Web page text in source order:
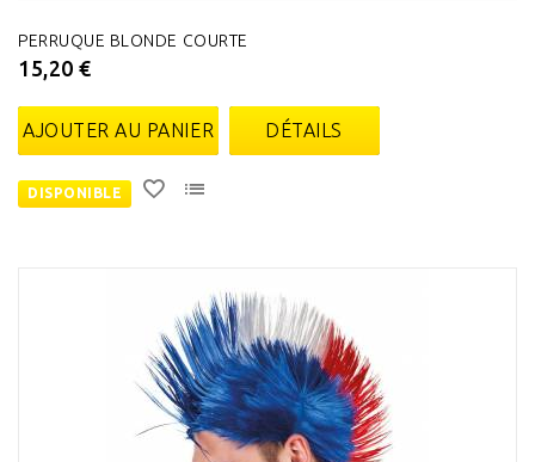
PERRUQUE BLONDE COURTE
15,20 €
AJOUTER AU PANIER DÉTAILS
DISPONIBLE